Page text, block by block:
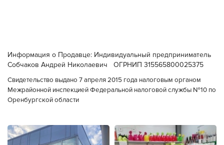
Информация о Продавце: Индивидуальный предприниматель
Собчаков Андрей Николаевич ОГРНИП 315565800025375
Свидетельство выдано 7 апреля 2015 года налоговым органом
Межрайонной инспекцией Федеральной налоговой службы №10 по
Оренбургской области